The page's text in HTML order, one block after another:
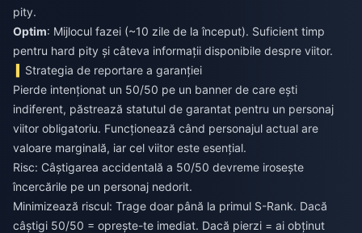
pity.
Optim: Mijlocul fazei (~10 zile de la început). Suficient timp
pentru hard pity și câteva informații disponibile despre viitor.
Strategia de reportare a garanției
Pierde intenționat un 50/50 pe un banner de care ești
indiferent, păstrează statutul de garantat pentru un personaj
viitor obligatoriu. Funcționează când personajul actual are
valoare marginală, iar cel viitor este esențial.
Risc: Câștigarea accidentală a 50/50 devreme irosește
încercările pe un personaj nedorit.
Minimizează riscul: Trage doar până la primul S-Rank. Dacă
câștigi 50/50 = oprește-te imediat. Dacă pierzi = ai obținut